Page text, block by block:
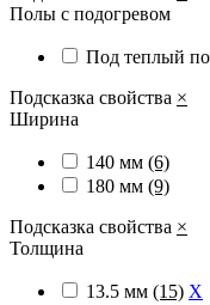
Полы с подогревом
Под теплый
Подсказка свойства ×
Ширина
140 мм (6)
180 мм (9)
Подсказка свойства ×
Толщина
13.5 мм (15) X